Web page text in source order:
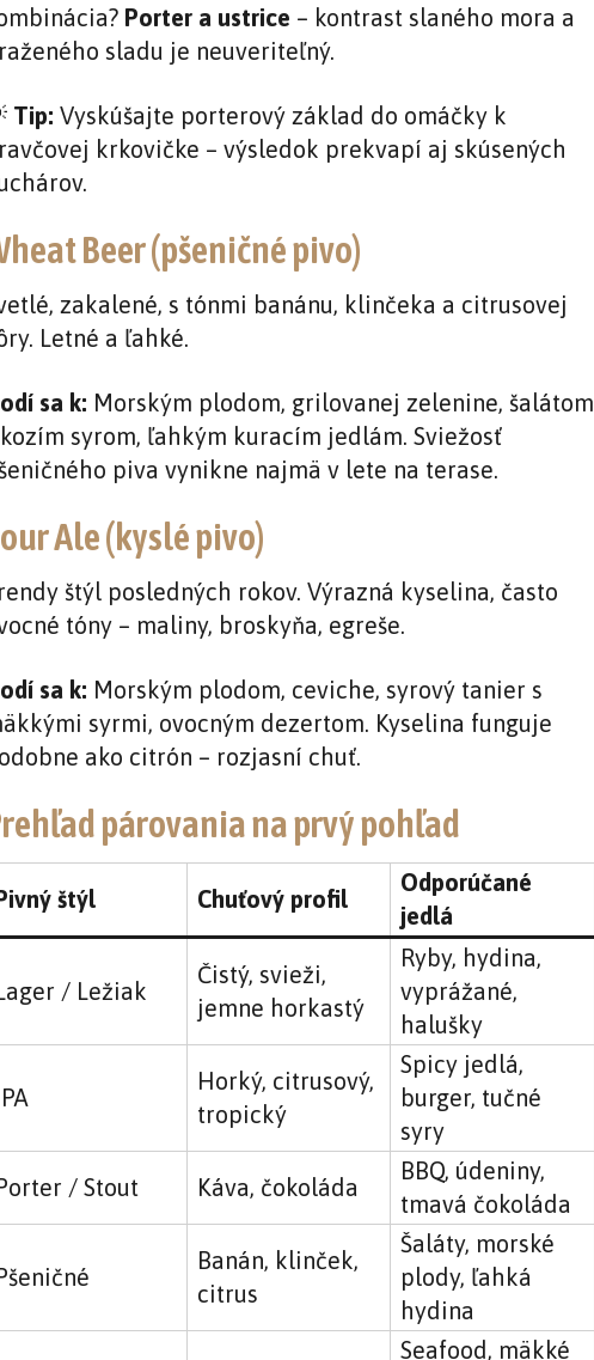
Porter a ustrice – kontrast slaného mora a
sladu je neuveriteľný.
Tip: Vyskúšajte porterový základ do omáčky k
krkovičke – výsledok prekvapí aj skúsených
Beer (pšeničné pivo)
zakalené, s tónmi banánu, klinčeka a citrusovej
Letné a ľahké.
sa k: Morským plodom, grilovanej zelenine, šalátom
syrom, ľahkým kuracím jedlám. Sviežosť
piva vynikne najmä v lete na terase.
Ale (kyslé pivo)
štýl posledných rokov. Výrazná kyselina, často
tóny – maliny, broskyňa, egreše.
sa k: Morským plodom, ceviche, syrový tanier s
syrmi, ovocným dezertom. Kyselina funguje
ako citrón – rozjasní chuť.
párovania na prvý pohľad
štýl Chuťový profil
Odporúčané
jedlá
/ Ležiak
Čistý, svieži,
jemne horkastý
Ryby, hydina,
vyprážané,
halušky
Horký, citrusový,
tropický
Spicy jedlá,
burger, tučné
syry
/ Stout Káva, čokoláda
BBQ, údeniny,
tmavá čokoláda
Banán, klinček,
citrus
Šaláty, morské
plody, ľahká
hydina
Seafood, mäkké